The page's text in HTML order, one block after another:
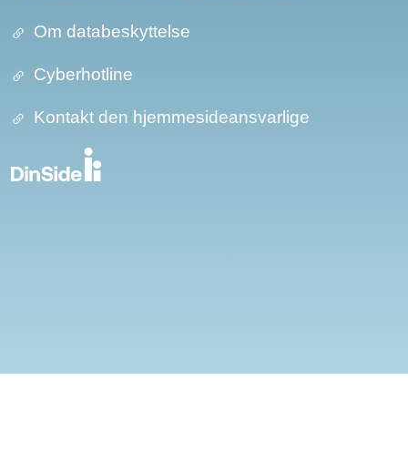
Om databeskyttelse​​
Cyberhotline
Kontakt den hjemmesideansvarlige